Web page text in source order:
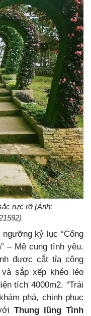
rực rỡ (Ảnh:
kỷ lục “Công
– Mê cung tình yêu.
được cắt tỉa công
sắp xếp khéo léo
tích 4000m2. “Trái
phá, chinh phục
Thung lũng Tình